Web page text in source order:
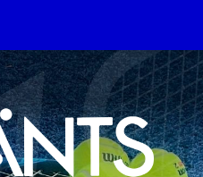
Mäntsälän Tennisseura Ry